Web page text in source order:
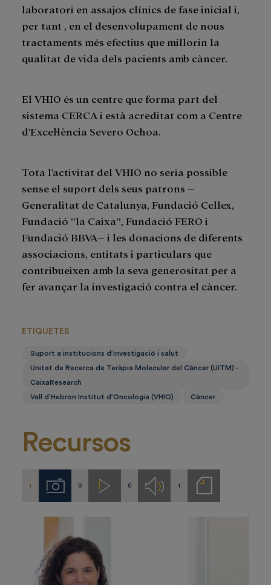
laboratori en assajos clínics de fase inicial i,
per tant , en el desenvolupament de nous
tractaments més efectius que millorin la
qualitat de vida dels pacients amb càncer.
El VHIO és un centre que forma part del
sistema CERCA i està acreditat com a Centre
d'Excel·lència Severo Ochoa.
Tota l'activitat del VHIO no seria possible
sense el suport dels seus patrons –
Generalitat de Catalunya, Fundació Cellex,
Fundació ”la Caixa”, Fundació FERO i
Fundació BBVA– i les donacions de diferents
associacions, entitats i particulars que
contribueixen amb la seva generositat per a
fer avançar la investigació contra el càncer.
ETIQUETES
Suport a institucions d’investigació i salut
Unitat de Recerca de Teràpia Molecular del Càncer (UITM) -
CaixaResearch
Vall d’Hebron Institut d’Oncologia (VHIO)
Càncer
Recursos
1 Imágenes
0 Videos
0 Audios1
Notas
de